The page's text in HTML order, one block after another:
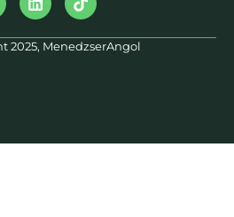
2025, MenedzserAngol